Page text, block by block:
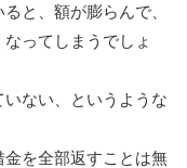
と、額が膨らんで、
ってしまうでしょ
ない、というような
を全部返すことは無